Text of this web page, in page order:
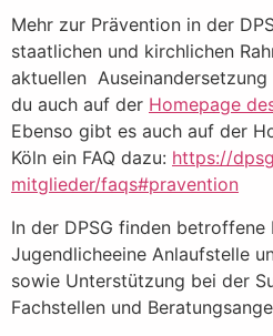
Mehr zur Prävention in der
staatlichen und kirchlichen
aktuellen
du auch auf der Homepage
Ebenso gibt es auch auf der
Köln ein FAQ dazu: https://
mitglieder/faqs#pravention
In der DPSG finden betroffene
Jugendlicheeine Anlaufstelle
sowie Unterstützung bei der
Fachstellen und